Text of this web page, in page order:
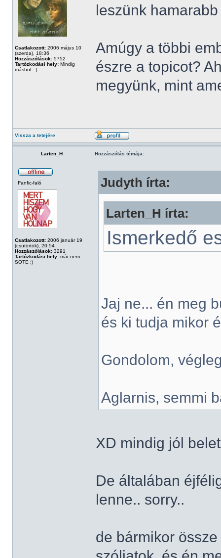
Csatlakozott: 2006 május 10
(szerda), 18:36
Hozzászólások: 5752
Tartózkodási hely: Mindig
máshol :-)
leszünk
Amúgy a többi
észre a topicot?
megyünk, mint
Vissza a tetejére
Larten_H Hozzászólás témája:
Fanfic-faló
Csatlakozott: 2006 január 19
(csütörtök), 20:54
Hozzászólások: 3291
Tartózkodási hely: már nem
SOTE :)
Judyth írta:
Larten_H írta:
Ismerkedő
Jaj ne... én meg
és ki tudja mikor
Gondolom,
Aglarnis, semmi
XD mindig jól
De általában
lenne.. sorry..
de bármikor